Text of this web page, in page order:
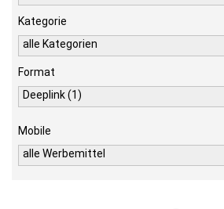
Kategorie
alle Kategorien
Format
Deeplink (1)
Mobile
alle Werbemittel